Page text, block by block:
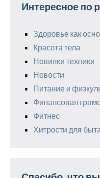
Интересное по
Здоровье как
Красота тела
Новинки техники
Новости
Питание и
Финансовая
Фитнес
Хитрости для